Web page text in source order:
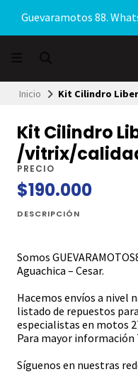
Guevaramotos 88.
Inicio Kit Cilindro
Kit Cilindro
/vitrix/
PRECIO
$190.000
DESCRIPCIÓN
Somos
Aguachica – Cesar.
Hacemos envíos a nivel
listado de repuestos
especialistas en motos
Para mayor información
Síguenos en nuestras